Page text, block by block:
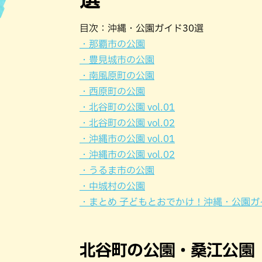
目次：沖縄・公園ガイド30選
・那覇市の公園
・豊見城市の公園
・南風原町の公園
・西原町の公園
・北谷町の公園 vol.01
・北谷町の公園 vol.02
・沖縄市の公園 vol.01
・沖縄市の公園 vol.02
・うるま市の公園
・中城村の公園
・まとめ 子どもとおでかけ！沖縄・公園
北谷町の公園・桑江公園